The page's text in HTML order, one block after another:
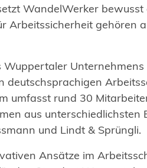
WandelWerker
Arbeitssicherheit gehören
Wuppertaler
deutschsprachigen
umfasst rund 30
aus
und Lindt & Sprüngli.
Ansätze im